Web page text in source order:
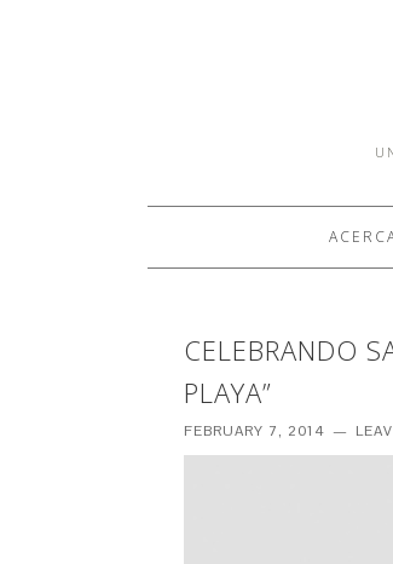
CELEBRANDO
PLAYA”
FEBRUARY 7, 2014